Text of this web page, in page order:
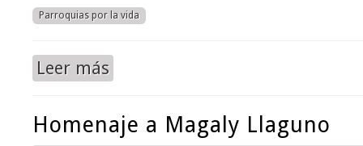
Parroquias por la vida
Leer más
Homenaje a Magaly Llaguno